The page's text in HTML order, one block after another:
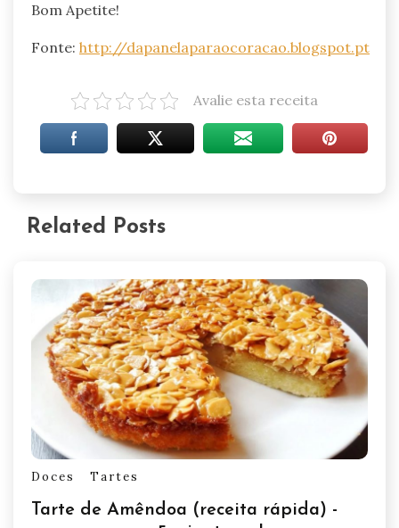
Bom Apetite!
Fonte: http://dapanelaparaocoracao.blogspot.pt
Avalie esta receita
Related Posts
Doces Tartes
Tarte de Amêndoa (receita rápida) -